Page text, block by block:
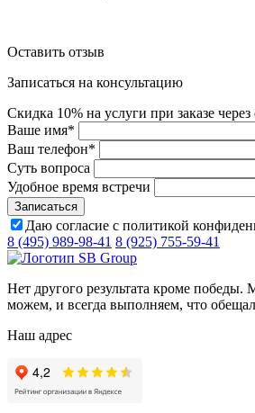
Оставить отзыв
Записаться на консультацию
Скидка 10% на услуги при заказе через
Ваше имя*
Ваш телефон*
Суть вопроса
Удобное время встречи
Даю согласие с политикой
8 (495) 989-98-41 8 (925) 755-59-41
Нет другого результата кроме
можем, и всегда выполняем, что
Наш адрес